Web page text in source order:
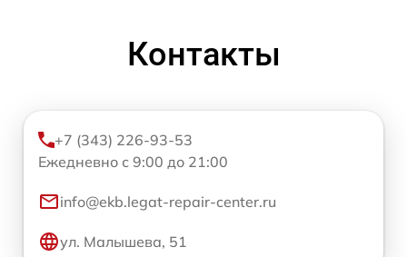
Контакты
+7 (343) 226-93-53
Ежедневно с 9:00 до 21:00
info@ekb.legat-repair-center.ru
ул. Малышева, 51